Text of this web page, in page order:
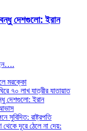
বন্ধু দেশগুলো: ইরান
মরক্কো
৭০ লাখ যাত্রীর যাতায়াত
দেশগুলো: ইরান
সুবিদিত: রাষ্ট্রপতি
দূরে ঠেলে না দেয়: